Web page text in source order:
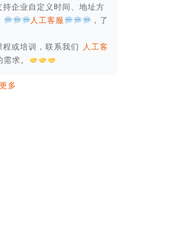
企业自定义时间、地址方
人工客服
，了
或培训，联系我们 人工客
求。
多